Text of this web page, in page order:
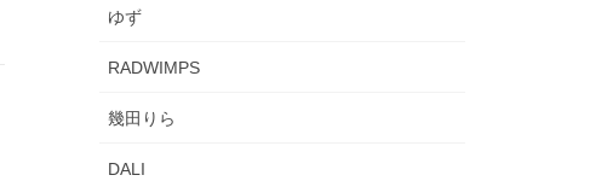
ゆず
RADWIMPS
幾田りら
DALI